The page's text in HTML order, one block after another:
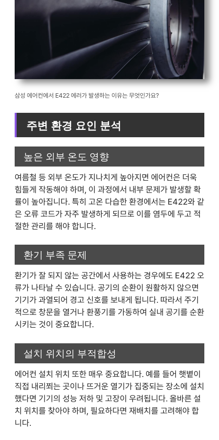
삼성 에어컨에서 E422 에러가 발생하는 이유는 무엇인가요?
주변 환경 요인 분석
높은 외부 온도 영향
여름철 등 외부 온도가 지나치게 높아지면 에어컨은 더욱
힘들게 작동해야 하며, 이 과정에서 내부 문제가 발생할 확
률이 높아집니다. 특히 고온 다습한 환경에서는 E422와 같
은 오류 코드가 자주 발생하게 되므로 이를 염두에 두고 적
절한 관리를 해야 합니다.
환기 부족 문제
환기가 잘 되지 않는 공간에서 사용하는 경우에도 E422 오
류가 나타날 수 있습니다. 공기의 순환이 원활하지 않으면
기기가 과열되어 경고 신호를 보내게 됩니다. 따라서 주기
적으로 창문을 열거나 환풍기를 가동하여 실내 공기를 순환
시키는 것이 중요합니다.
설치 위치의 부적합성
에어컨 설치 위치 또한 매우 중요합니다. 예를 들어 햇볕이
직접 내리쬐는 곳이나 뜨거운 열기가 집중되는 장소에 설치
했다면 기기의 성능 저하 및 고장이 우려됩니다. 올바른 설
치 위치를 찾아야 하며, 필요하다면 재배치를 고려해야 합
니다.